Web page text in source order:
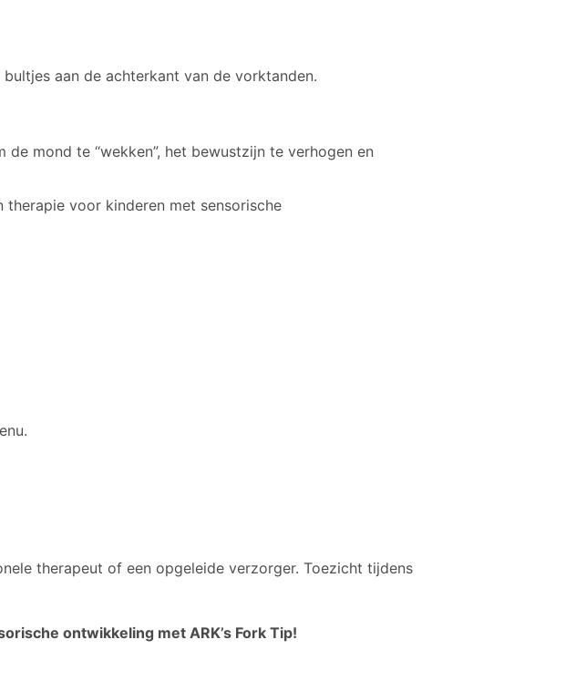
aan de achterkant van de vorktanden.
mond te “wekken”, het bewustzijn te verhogen en
therapie voor kinderen met sensorische
therapeut of een opgeleide verzorger. Toezicht tijdens
ontwikkeling met ARK’s Fork Tip!